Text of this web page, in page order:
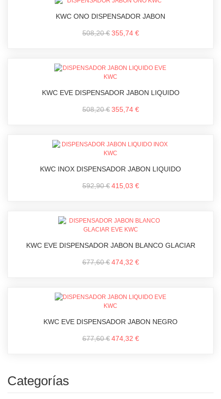
KWC ONO DISPENSADOR JABON
508,20 € 355,74 €
KWC EVE DISPENSADOR JABON LIQUIDO
508,20 € 355,74 €
KWC INOX DISPENSADOR JABON LIQUIDO
592,90 € 415,03 €
KWC EVE DISPENSADOR JABON BLANCO GLACIAR
677,60 € 474,32 €
KWC EVE DISPENSADOR JABON NEGRO
677,60 € 474,32 €
Categorías